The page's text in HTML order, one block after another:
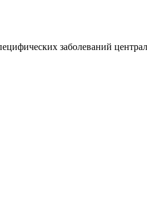
заболеваний